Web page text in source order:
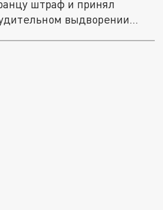
штраф и принял
выдворении